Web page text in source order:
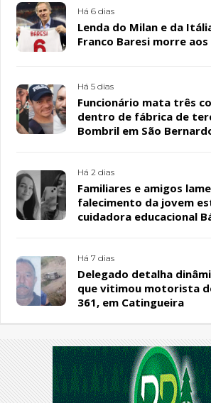
Há 6 dias
Lenda do Milan e da
Franco Baresi morre aos
Há 5 dias
Funcionário mata três
dentro de fábrica de
Bombril em São
Há 2 dias
Familiares e amigos
falecimento da jovem
cuidadora educacional
Há 7 dias
Delegado detalha
que vitimou motorista
361, em Catingueira